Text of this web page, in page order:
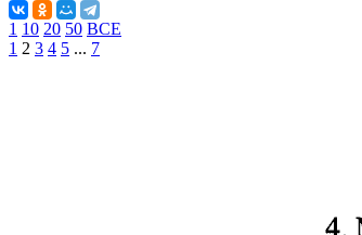
1 10 20 50 ВСЕ
1 2 3 4 5 ... 7